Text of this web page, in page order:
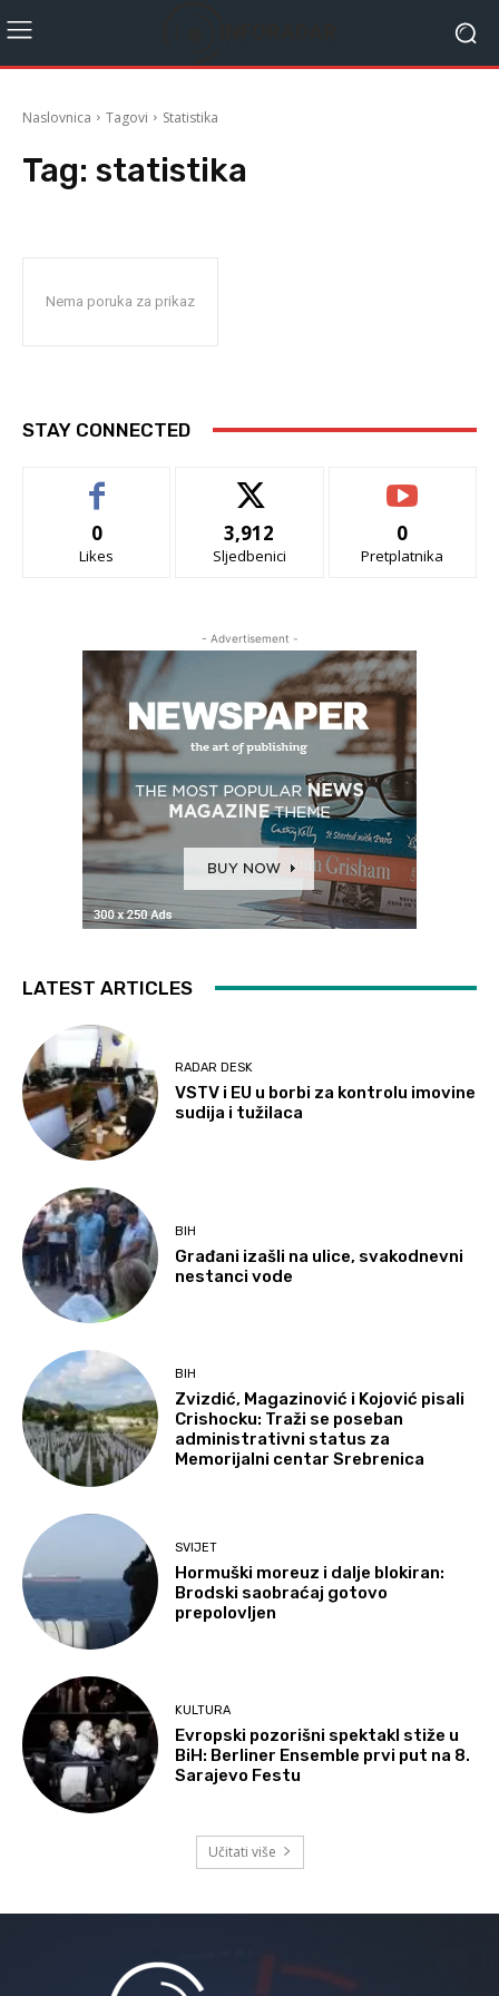
Naslovnica Tagovi Statistika
Tag: statistika
Nema poruka za prikaz
STAY CONNECTED
0
Likes
3,912
Sljedbenici
0
Pretplatnika
- Advertisement -
LATEST ARTICLES
RADAR DESK
VSTV i EU u borbi za kontrolu imovine
sudija i tužilaca
BIH
Građani izašli na ulice, svakodnevni
nestanci vode
BIH
Zvizdić, Magazinović i Kojović pisali
Crishocku: Traži se poseban
administrativni status za
Memorijalni centar Srebrenica
SVIJET
Hormuški moreuz i dalje blokiran:
Brodski saobraćaj gotovo
prepolovljen
KULTURA
Evropski pozorišni spektakl stiže u
BiH: Berliner Ensemble prvi put na 8.
Sarajevo Festu
Učitati više